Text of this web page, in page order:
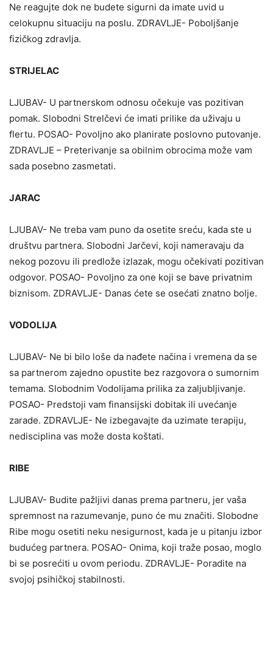
Ne reagujte dok ne budete sigurni da imate uvid u
celokupnu situaciju na poslu. ZDRAVLJE- Poboljšanje
fizičkog zdravlja.
STRIJELAC
LJUBAV- U partnerskom odnosu očekuje vas pozitivan
pomak. Slobodni Strelčevi će imati prilike da uživaju u
flertu. POSAO- Povoljno ako planirate poslovno putovanje.
ZDRAVLJE – Preterivanje sa obilnim obrocima može vam
sada posebno zasmetati.
JARAC
LJUBAV- Ne treba vam puno da osetite sreću, kada ste u
društvu partnera. Slobodni Jarčevi, koji nameravaju da
nekog pozovu ili predlože izlazak, mogu očekivati pozitivan
odgovor. POSAO- Povoljno za one koji se bave privatnim
biznisom. ZDRAVLJE- Danas ćete se osećati znatno bolje.
VODOLIJA
LJUBAV- Ne bi bilo loše da nađete načina i vremena da se
sa partnerom zajedno opustite bez razgovora o sumornim
temama. Slobodnim Vodolijama prilika za zaljubljivanje.
POSAO- Predstoji vam finansijski dobitak ili uvećanje
zarade. ZDRAVLJE- Ne izbegavajte da uzimate terapiju,
nedisciplina vas može dosta koštati.
RIBE
LJUBAV- Budite pažljivi danas prema partneru, jer vaša
spremnost na razumevanje, puno će mu značiti. Slobodne
Ribe mogu osetiti neku nesigurnost, kada je u pitanju izbor
budućeg partnera. POSAO- Onima, koji traže posao, moglo
bi se posrećiti u ovom periodu. ZDRAVLJE- Poradite na
svojoj psihičkoj stabilnosti.